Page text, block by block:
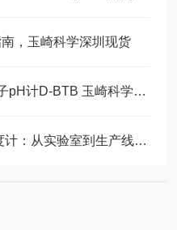
，玉崎科学深圳现货
SUZUKEN铃研拨盘式氢离子pH计D-BTB 玉崎科学原装现货
EKO英弘精机Brookfield粘度计：从实验室到生产线的全面流变学解决方案